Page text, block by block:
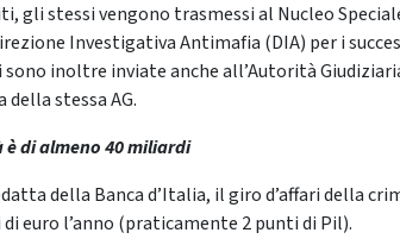
gli stessi vengono trasmessi al Nucleo
Investigativa Antimafia (DIA) per i
inoltre inviate anche all’Autorità
stessa AG.
di almeno 40 miliardi
della Banca d’Italia, il giro d’affari della
euro l’anno (praticamente 2 punti di Pil).